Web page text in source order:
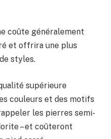
coûte généralement
et offrira une plus
styles.
supérieure
couleurs et des motifs
les pierres semi-
– et coûteront